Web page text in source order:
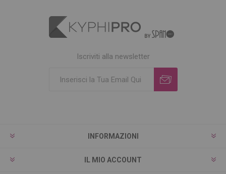
Iscriviti alla newsletter
INFORMAZIONI
IL MIO ACCOUNT